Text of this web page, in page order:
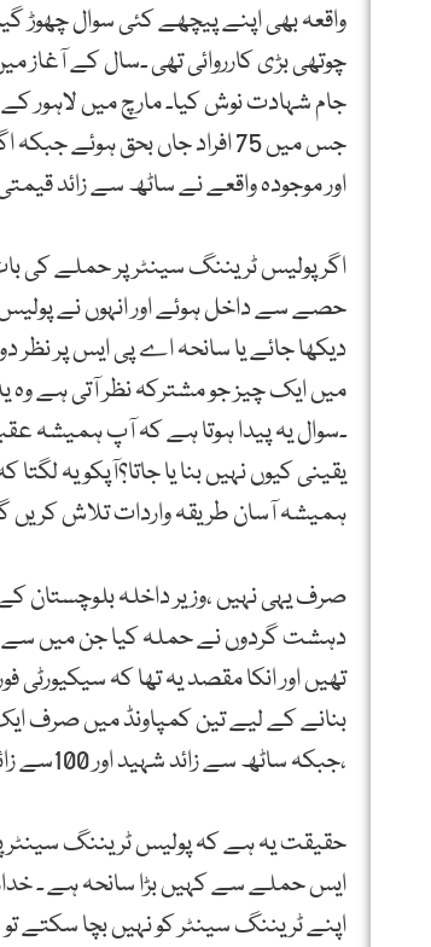
واقعہ بھی اپنے پیچھے کئی سوال چھوڑ
جام شہادت نوش کیا۔ مارچ میں لاہور
اور موجودہ واقعے نے ساٹھ سے زائد
اگر پولیس ٹریننگ سینٹر پر حملے کی
حصے سے داخل ہوئے اور انہوں نے پولیس
دیکھا جائے یا سانحہ اے پی ایس پر
میں ایک چیز جو مشترکہ نظر آتی ہے
۔سوال یہ پیدا ہوتا ہے کہ آپ ہمیشہ
یقینی کیوں نہیں بنا یا جاتا؟آپکو یہ
ہمیشہ آسان طریقہ واردات تلاش
دہشت گردوں نے حملہ کیا جن میں
تھیں اور انکا مقصد یہ تھا کہ
بنانے کے لیے تین کمپاونڈ میں صرف ایک
،جبکہ ساٹھ سے زائد شہید اور 100سے زائد زخمی ہیں تو باقی تقریبا 200اہلکار کہاں گئے ؟
ایس حملے سے کہیں بڑا سانحہ ہے ۔
اپنے ٹریننگ سینٹر کو نہیں بچا